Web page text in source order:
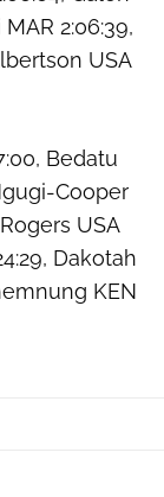
2:06:39,
USA
Bedatu
Cooper
USA
Dakotah
KEN